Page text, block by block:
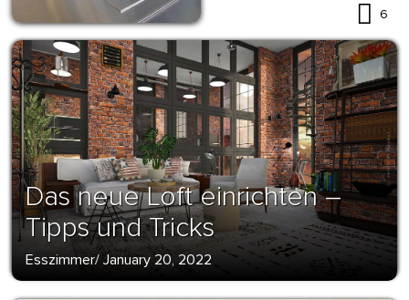
6
Das neue Loft einrichten –
Tipps und Tricks
Esszimmer/January 20, 2022